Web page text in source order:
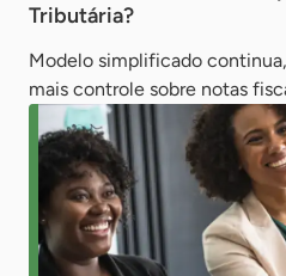
Tributária?
Modelo simplificado
mais controle sobre notas